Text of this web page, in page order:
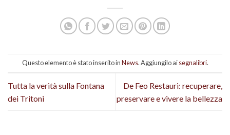
Questo elemento è stato inserito inNews. Aggiungilo aisegnalibri.
Tutta la verità sulla Fontana
dei Tritoni
De Feo Restauri: recuperare,
preservare e vivere la bellezza